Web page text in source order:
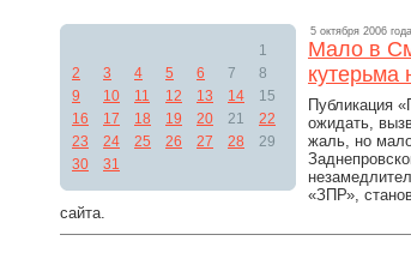
1
2
3 4 5 6 7
8
9
10 11 12 13 14
15
16
17 18 19 20 21
22
23
24 25 26 27 28
29
30
31
5 октября 2006
Мало в
кутерьма
Публикация
ожидать,
жаль, но
«ЗПР»,
сайта.